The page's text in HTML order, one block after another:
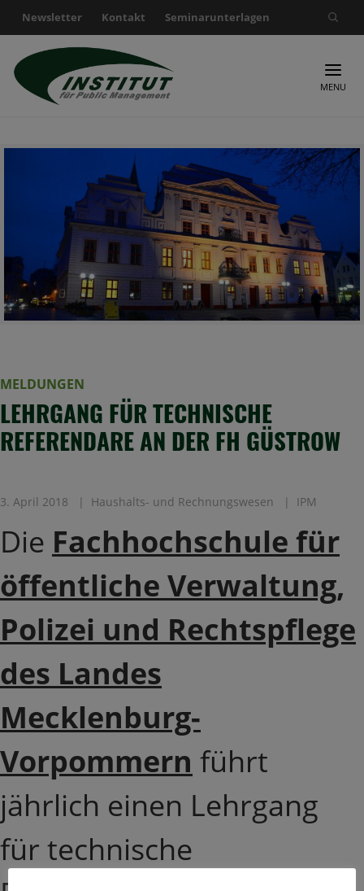
Newsletter Kontakt Seminarunterlagen
Suche nach:
MENU
MELDUNGEN
LEHRGANG FÜR TECHNISCHE
REFERENDARE AN DER FH GÜSTROW
3. April 2018 Haushalts- und Rechnungswesen IPM
Die Fachhochschule für
öffentliche Verwaltung,
Polizei und Rechtspflege
des Landes
Mecklenburg-
Vorpommern führt
jährlich einen Lehrgang
für technische